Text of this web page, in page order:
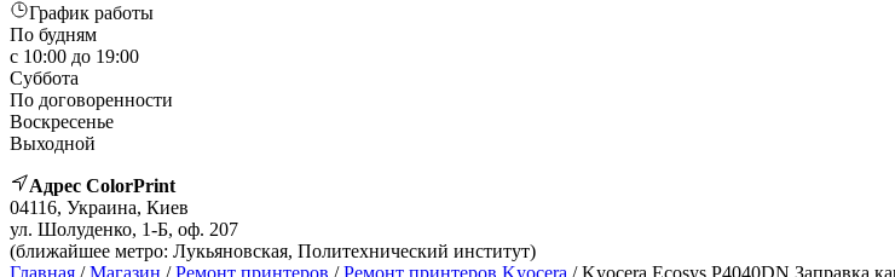
График работы
По будням
с 10:00 до 19:00
Суббота
По договоренности
Воскресенье
Выходной
Адрес ColorPrint
04116, Украина, Киев
ул. Шолуденко, 1-Б, оф. 207
(ближайшее метро: Лукьяновская, Политехнический институт)
Главная /Магазин /Ремонт принтеров /Ремонт принтеров Kyocera / Kyocera Ecosys P4040DN Заправка